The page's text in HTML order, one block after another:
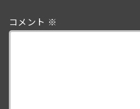
コメント ※